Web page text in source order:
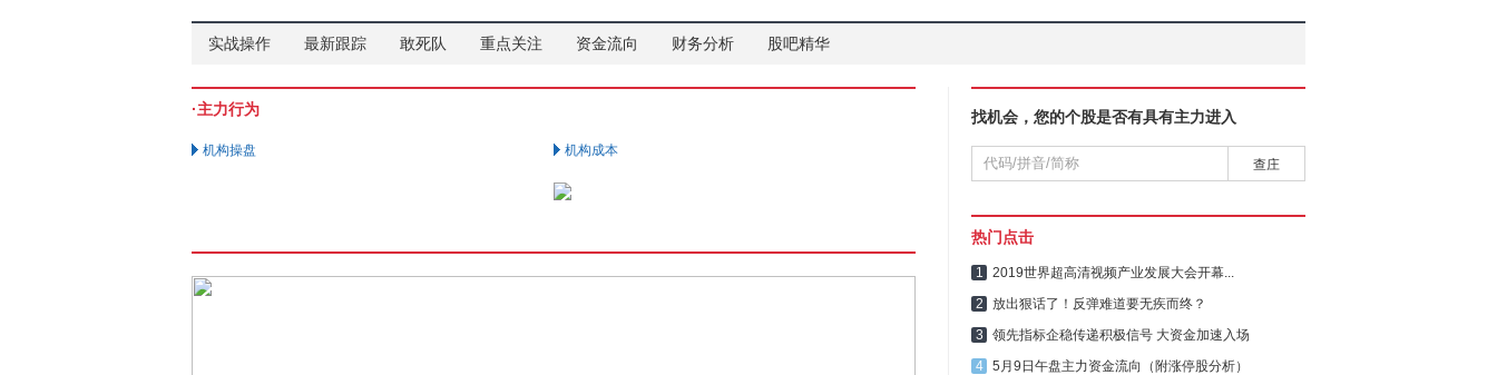
实战操作 最新跟踪 敢死队 重点关注 资金流向 财务分析 股吧精华
·主力行为
机构操盘 机构成本
找机会，您的个股是否有具有主力进入
查庄
热门点击
1
2019世界超高清视频产业发展大会开幕...
2
放出狠话了！反弹难道要无疾而终？
3
领先指标企稳传递积极信号 大资金加速入场
4
5月9日午盘主力资金流向（附涨停股分析）